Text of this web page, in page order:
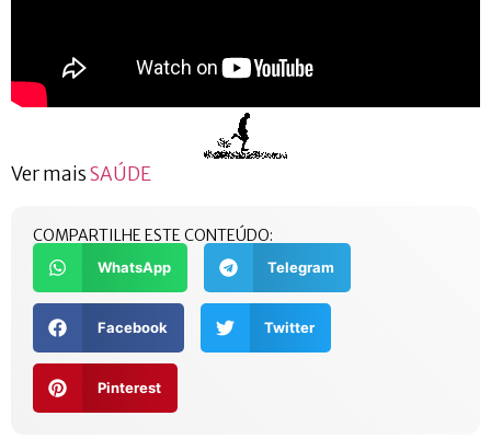
Ver maisSAÚDE
COMPARTILHE ESTE CONTEÚDO:
WhatsApp Telegram
Facebook Twitter
Pinterest